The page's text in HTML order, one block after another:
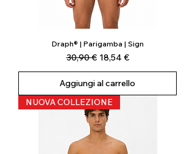
Draph® | Parigamba | Sign
Prezzo regolare
30,90 € Prezzo scontato
18,54 €
Aggiungi al carrello
NUOVA COLLEZIONE